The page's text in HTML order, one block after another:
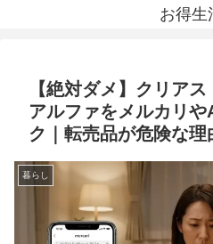
お得生
【絶対ダメ】クリア
アルファをメルカリ
ク｜転売品が危険な理
暮らし